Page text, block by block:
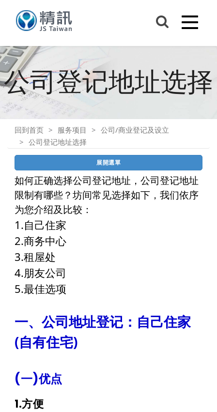
公司登记地址选择
回到首页 服务项目
公司/商业登记及设立
公司登记地址选择
展開選單
如何正确选择公司登记地址，公司登记地址
限制有哪些？坊间常见选择如下，我们依序
为您介绍及比较：
1.自己住家
2.商务中心
3.租屋处
4.朋友公司
5.最佳选项
一、公司地址登记：自己住家
(自有住宅)
(一)优点
1.方便